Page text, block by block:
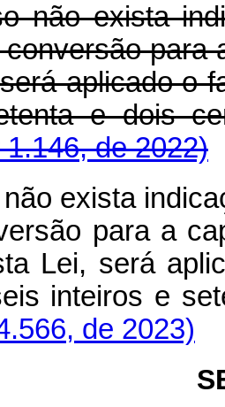
não exista
para
aplicado o
e dois
1.146, de 2022)
não exista
para a
Lei, será
inteiros e
de 2023)